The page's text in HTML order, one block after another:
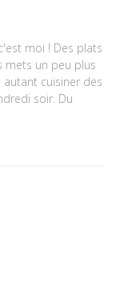
moi ! Des plats
mets un peu plus
cuisiner des
soir. Du